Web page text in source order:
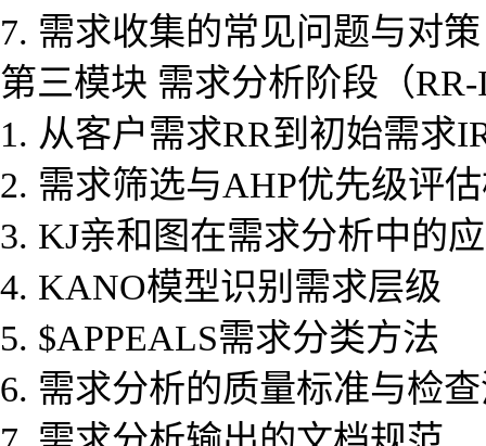
7. 需求收集的常见问题与对策
第三模块 需求分析阶段（
1. 从客户需求RR到初始需求
2. 需求筛选与AHP优先级评
3. KJ亲和图在需求分析中的
4. KANO模型识别需求层级
5. $APPEALS需求分类方法
6. 需求分析的质量标准与检